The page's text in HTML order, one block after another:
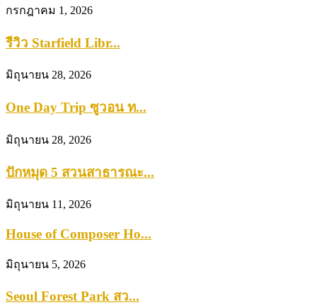
กรกฎาคม 1, 2026
รีวิว Starfield Libr...
มิถุนายน 28, 2026
One Day Trip ซูวอน ท...
มิถุนายน 28, 2026
ปักหมุด 5 สวนสาธารณะ...
มิถุนายน 11, 2026
House of Composer Ho...
มิถุนายน 5, 2026
Seoul Forest Park สว...